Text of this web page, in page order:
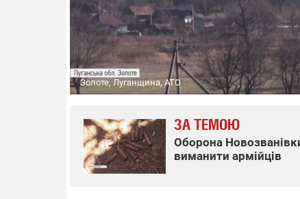
Золоте, Луганщина, АТО
ЗА ТЕМОЮ
Оборона
виманити армійців